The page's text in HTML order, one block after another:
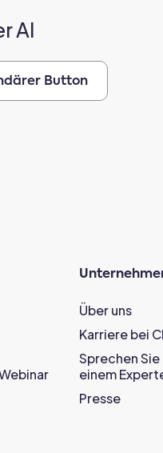
AI
Button
Über uns
Karriere bei
Sprechen
einem
Presse